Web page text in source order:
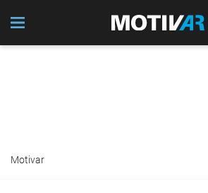
Motivar